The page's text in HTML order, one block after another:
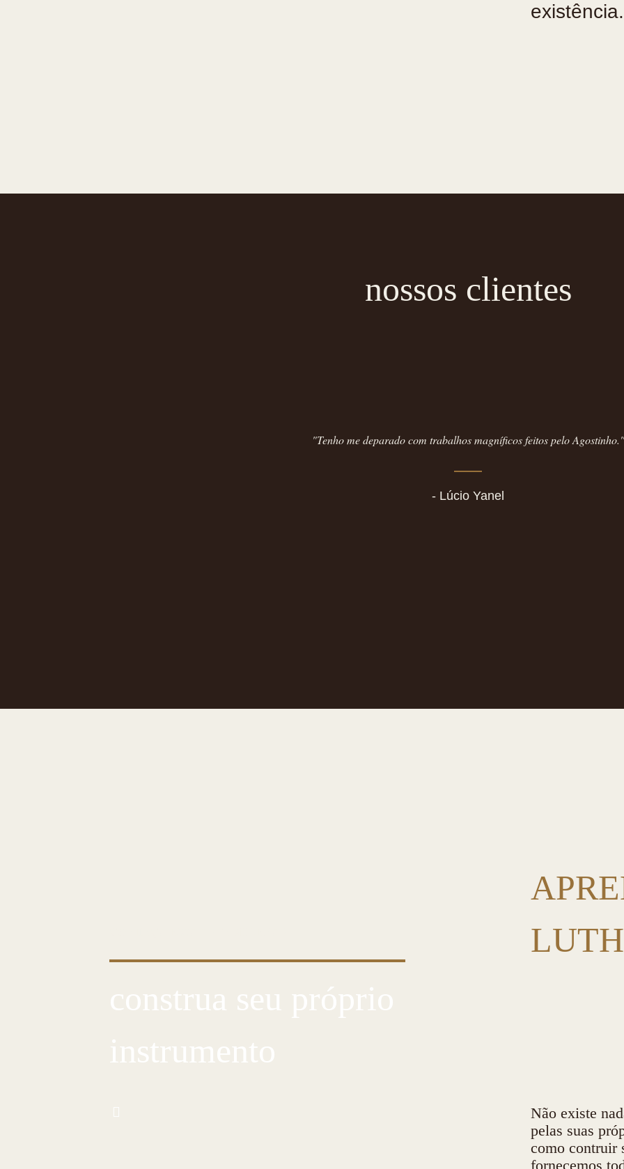
nossos clientes
"Tenho me deparado com trabalhos magníficos feitos pelo Agostinho."
- Lúcio Yanel
construa seu próprio
instrumento
Não existe
pelas suas
como contruir
fornecemos